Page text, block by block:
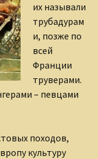
их называли
трубадурам
и, позже по
всей
Франции
труверами.
– певцами
походов,
культуру